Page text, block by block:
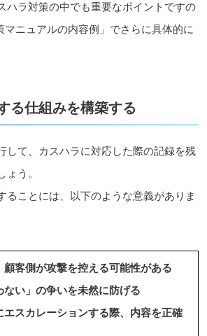
ハラ対策の中でも重要なポイントですの
マニュアルの内容例」でさらに具体的に
る仕組みを構築する
して、カスハラに対応した際の記録を残
う。
ることには、以下のような意義がありま
顧客側が攻撃を控える可能性がある
ない」の争いを未然に防げる
エスカレーションする際、内容を正確